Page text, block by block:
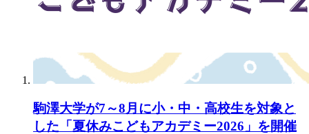
駒澤大学が7～8月に小・中・高校生を対象と
した「夏休みこどもアカデミー2026」を開催